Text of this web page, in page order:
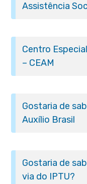
Assistência
Centro
– CEAM
Gostaria de
Auxílio Brasil
Gostaria de
via do IPTU?